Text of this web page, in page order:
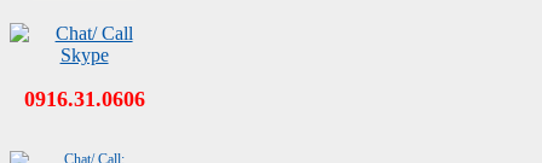
0916.31.0606